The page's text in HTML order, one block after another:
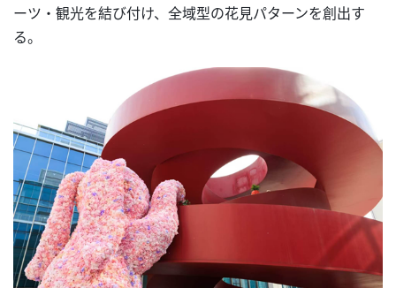
ーツ・観光を結び付け、全域型の花見パターンを創出す
る。